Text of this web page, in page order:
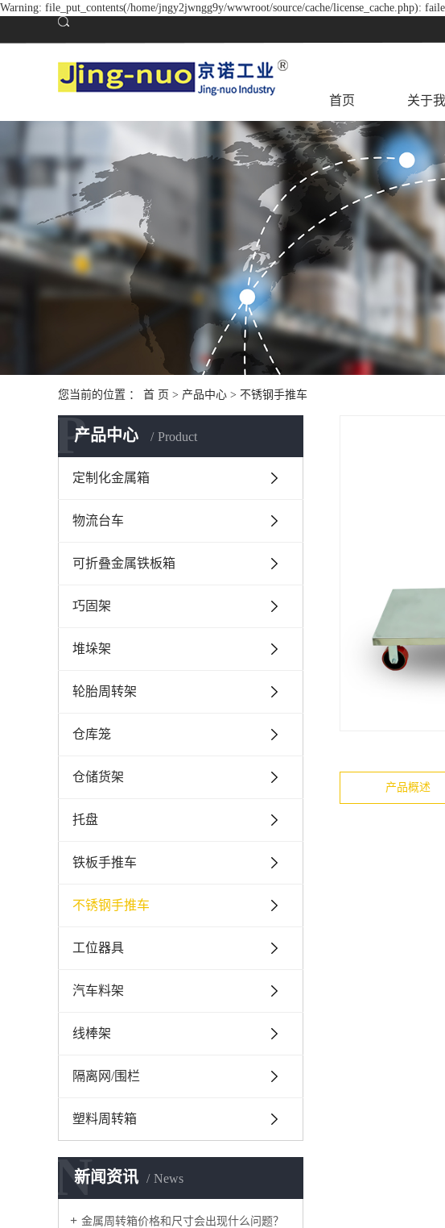
Warning: file_put_contents(/home/jngy2jwngg9y/wwwroot/source/cache/license_cache.php):
首页 关于我
您当前的位置 ： 首 页 > 产品中心 > 不锈钢手推车
产品中心 Product
P
定制化金属箱
物流台车
可折叠金属铁板箱
巧固架
堆垛架
轮胎周转架
仓库笼
仓储货架
托盘
铁板手推车
不锈钢手推车
工位器具
汽车料架
线棒架
隔离网/围栏
塑料周转箱
新闻资讯 News
N
金属周转箱价格和尺寸会出现什么问题？
产品概述